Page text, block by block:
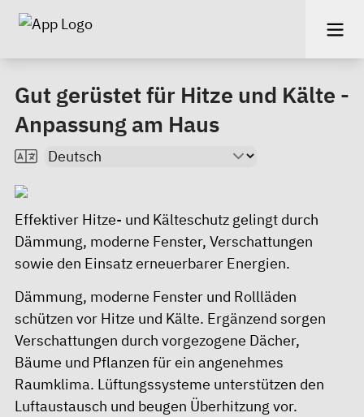
Gut gerüstet für Hitze und Kälte -
Anpassung am Haus
Effektiver Hitze- und Kälteschutz gelingt durch
Dämmung, moderne Fenster, Verschattungen
sowie den Einsatz erneuerbarer Energien.
Dämmung, moderne Fenster und Rollläden
schützen vor Hitze und Kälte. Ergänzend sorgen
Verschattungen durch vorgezogene Dächer,
Bäume und Pflanzen für ein angenehmes
Raumklima. Lüftungssysteme unterstützen den
Luftaustausch und beugen Überhitzung vor.